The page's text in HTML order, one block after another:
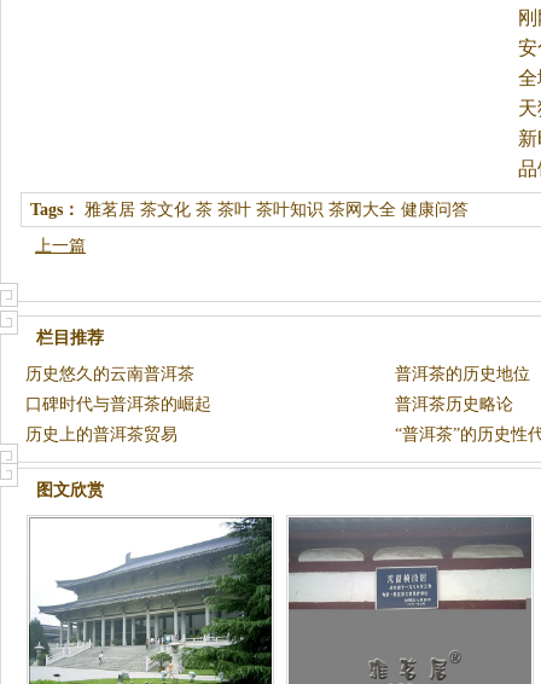
经
Tags： 雅茗居 茶文化 茶 茶叶 茶叶知识 茶网大全 健康问答
上一篇
栏目推荐
历史悠久的云南普洱茶
普洱茶的历史地位
口碑时代与普洱茶的崛起
普洱茶历史略论
历史上的普洱茶贸易
“普洱茶”的历史性
图文欣赏